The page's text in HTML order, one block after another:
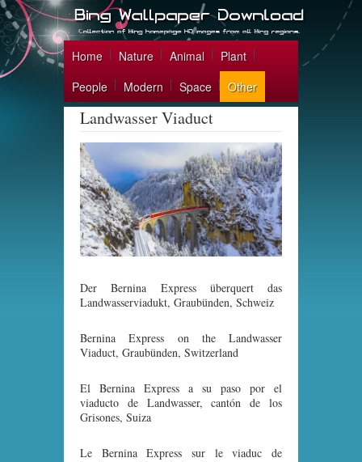
Home Nature Animal
Plant
People
Modern Space Other
Landwasser Viaduct
Der Bernina Express überquert das
Landwasserviadukt, Graubünden, Schweiz
Bernina Express on the Landwasser
Viaduct, Graubünden, Switzerland
El Bernina Express a su paso por el
viaducto de Landwasser, cantón de los
Grisones, Suiza
Le Bernina Express sur le viaduc de